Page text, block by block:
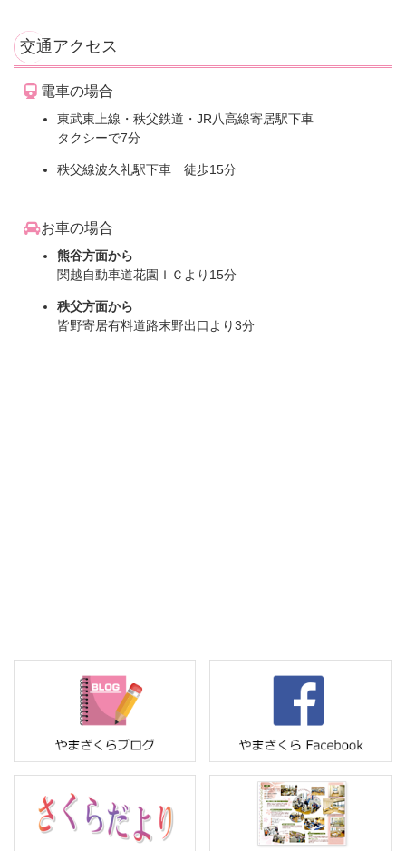
交通アクセス
電車の場合
東武東上線・秩父鉄道・JR八高線寄居駅下車
タクシーで7分
秩父線波久礼駅下車 徒歩15分
お車の場合
熊谷方面から
関越自動車道花園ＩＣより15分
秩父方面から
皆野寄居有料道路末野出口より3分